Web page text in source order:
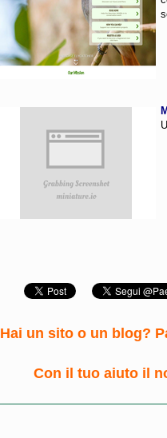
Hai un sito o un blog?
Con il tuo aiuto il